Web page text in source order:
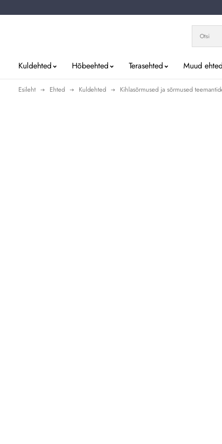
Kuldehted Hõbeehted Terasehted Muud
Esileht Ehted Kuldehted Kihlasõrmused ja sõrmused